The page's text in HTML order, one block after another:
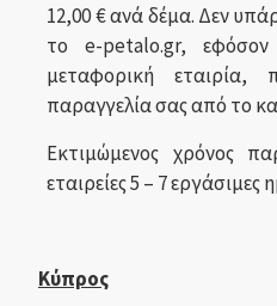
12,00 € ανά δέμα. Δεν
το e-petalo.gr,
μεταφορική
παραγγελία σας από το
Εκτιμώμενος χρόνος
εταιρείες 5 – 7 εργάσιμες
Κύπρος